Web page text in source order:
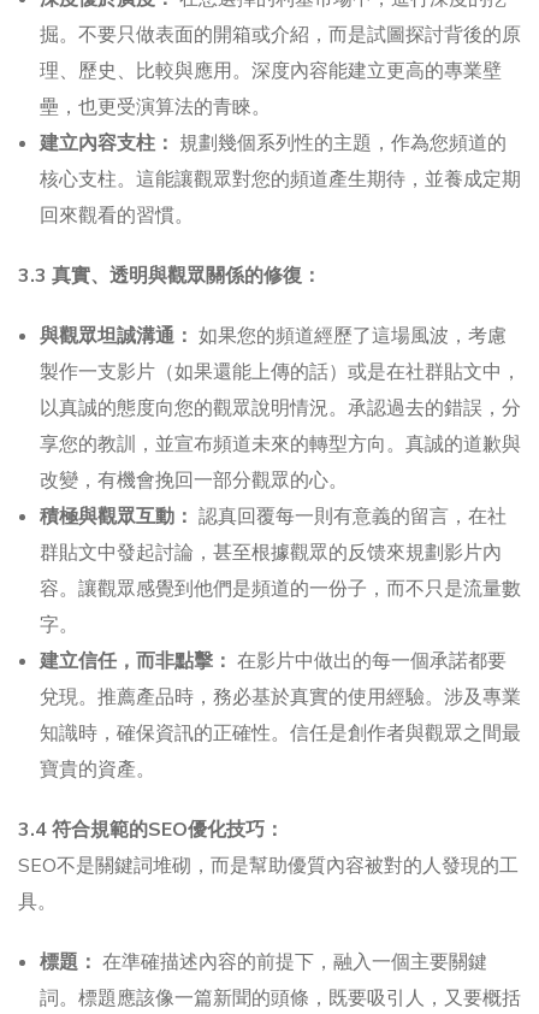
掘。不要只做表面的開箱或介紹，而是試圖探討背後的原
理、歷史、比較與應用。深度內容能建立更高的專業壁
壘，也更受演算法的青睞。
建立內容支柱： 規劃幾個系列性的主題，作為您頻道的
核心支柱。這能讓觀眾對您的頻道產生期待，並養成定期
回來觀看的習慣。
3.3 真實、透明與觀眾關係的修復：
與觀眾坦誠溝通： 如果您的頻道經歷了這場風波，考慮
製作一支影片（如果還能上傳的話）或是在社群貼文中，
以真誠的態度向您的觀眾說明情況。承認過去的錯誤，分
享您的教訓，並宣布頻道未來的轉型方向。真誠的道歉與
改變，有機會挽回一部分觀眾的心。
積極與觀眾互動： 認真回覆每一則有意義的留言，在社
群貼文中發起討論，甚至根據觀眾的反馈來規劃影片內
容。讓觀眾感覺到他們是頻道的一份子，而不只是流量數
字。
建立信任，而非點擊： 在影片中做出的每一個承諾都要
兌現。推薦產品時，務必基於真實的使用經驗。涉及專業
知識時，確保資訊的正確性。信任是創作者與觀眾之間最
寶貴的資產。
3.4 符合規範的SEO優化技巧：
SEO不是關鍵詞堆砌，而是幫助優質內容被對的人發現的工
具。
標題： 在準確描述內容的前提下，融入一個主要關鍵
詞。標題應該像一篇新聞的頭條，既要吸引人，又要概括